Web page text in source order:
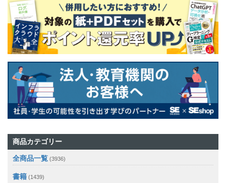
商品カテゴリー
全商品一覧 (3936)
書籍 (1439)